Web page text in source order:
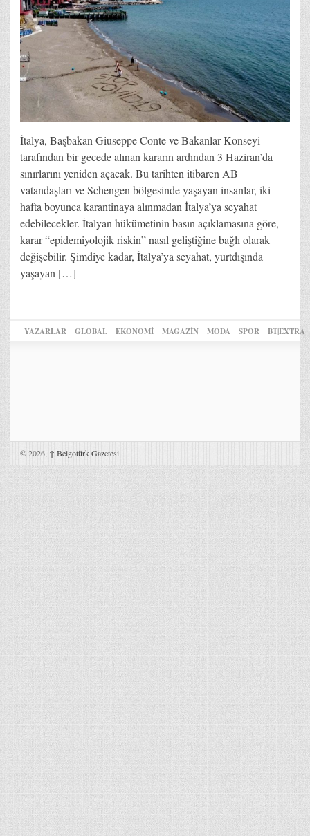
İtalya, Başbakan Giuseppe Conte ve Bakanlar Konseyi
tarafından bir gecede alınan kararın ardından 3 Haziran’da
sınırlarını yeniden açacak. Bu tarihten itibaren AB
vatandaşları ve Schengen bölgesinde yaşayan insanlar, iki
hafta boyunca karantinaya alınmadan İtalya’ya seyahat
edebilecekler. İtalyan hükümetinin basın açıklamasına göre,
karar “epidemiyolojik riskin” nasıl geliştiğine bağlı olarak
değişebilir. Şimdiye kadar, İtalya’ya seyahat, yurtdışında
yaşayan […]
YAZARLAR GLOBAL EKONOMİ MAGAZİN MODA SPOR BT|EXTRA
© 2026, ↑ Belgotürk Gazetesi